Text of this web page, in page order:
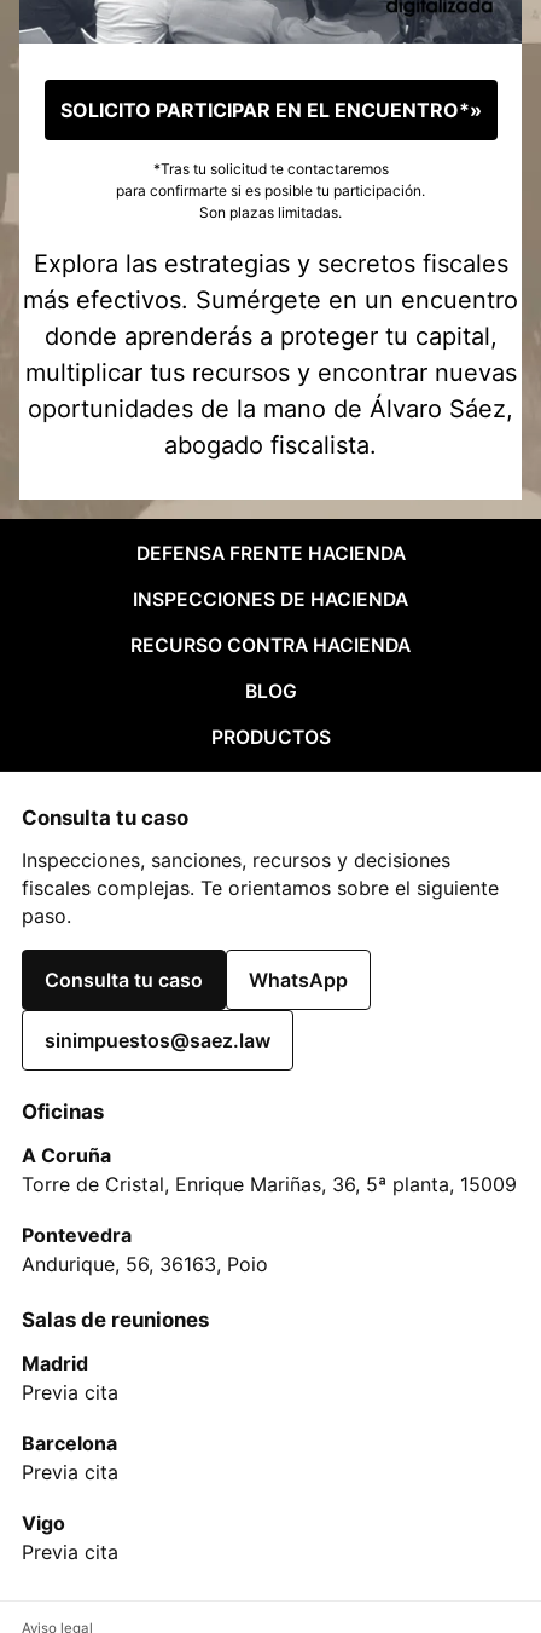
SOLICITO PARTICIPAR EN EL ENCUENTRO*»
*Tras tu solicitud te contactaremos
para confirmarte si es posible tu participación.
Son plazas limitadas.
Explora las estrategias y secretos fiscales
más efectivos. Sumérgete en un encuentro
donde aprenderás a proteger tu capital,
multiplicar tus recursos y encontrar nuevas
oportunidades de la mano de Álvaro Sáez,
abogado fiscalista.
DEFENSA FRENTE HACIENDA
INSPECCIONES DE HACIENDA
RECURSO CONTRA HACIENDA
BLOG
PRODUCTOS
Consulta tu caso
Inspecciones, sanciones, recursos y decisiones
fiscales complejas. Te orientamos sobre el siguiente
paso.
Consulta tu caso WhatsApp
sinimpuestos@saez.law
Oficinas
A Coruña
Torre de Cristal, Enrique Mariñas, 36, 5ª planta, 15009
Pontevedra
Andurique, 56, 36163, Poio
Salas de reuniones
Madrid
Previa cita
Barcelona
Previa cita
Vigo
Previa cita
Aviso legal